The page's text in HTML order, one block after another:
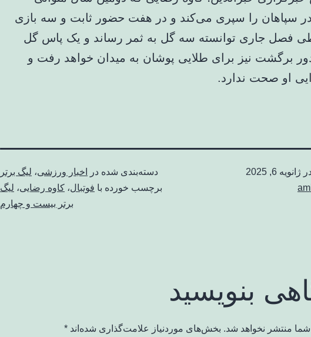
سپاهان را سپری می‌کند و در هفت حضور ثابت و سه بازی
فصل جاری توانسته سه گل به ثمر رساند و یک پاس گل
برگشت نیز برای طلایی پوشان به میدان خواهد رفت و
او صحت ندارد.
ژانویه 6, 2025
دسته‌بندی شده در اخبار ورزشی، لیگ برتر
برچسب خورده با فوتبال، کاوه رضایی، لیگ
برتر بیست و چهارم
بنویسید
شما منتشر نخواهد شد. بخش‌های موردنیاز علامت‌گذاری شده‌اند *